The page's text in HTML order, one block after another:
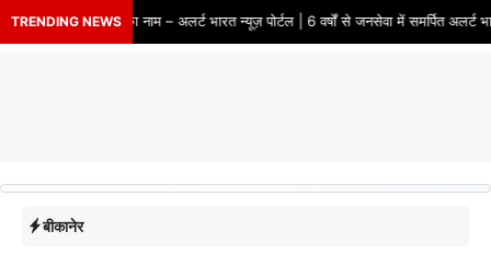
TRENDING NEWS
से भरोसे का नाम – अलर्ट भारत न्यूज़ पोर्टल | 6 वर्षों से जनसेवा में समर्पित अलर्ट भारत
बीकानेर